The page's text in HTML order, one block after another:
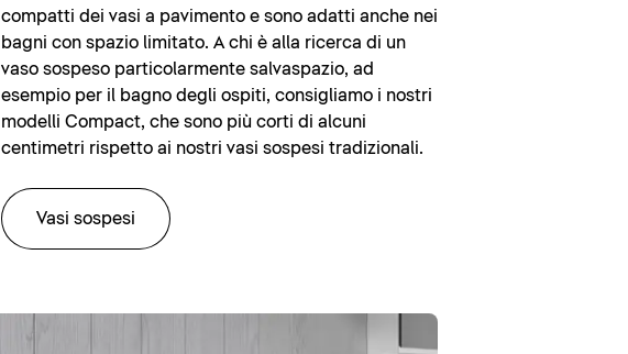
compatti dei vasi a pavimento e sono adatti anche nei
bagni con spazio limitato. A chi è alla ricerca di un
vaso sospeso particolarmente salvaspazio, ad
esempio per il bagno degli ospiti, consigliamo i nostri
modelli Compact, che sono più corti di alcuni
centimetri rispetto ai nostri vasi sospesi tradizionali.
Vasi sospesi